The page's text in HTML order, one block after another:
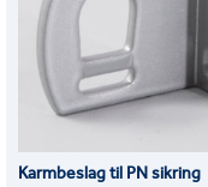
Karmbeslag til PN sikring